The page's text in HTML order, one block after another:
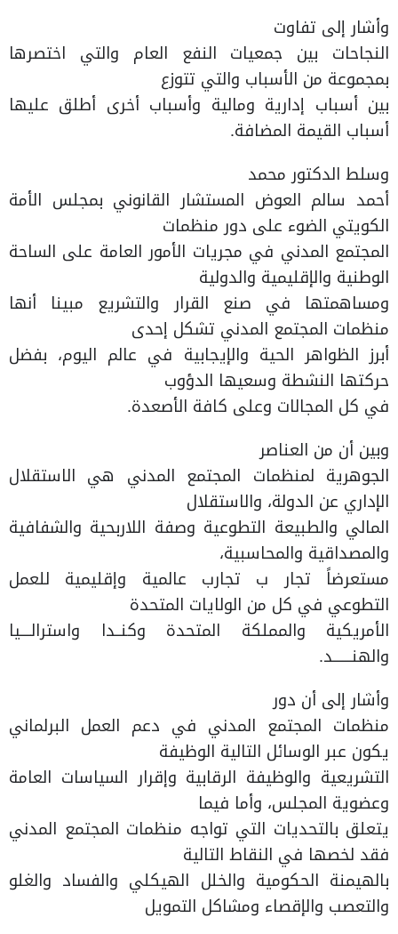
وأشار إلى تفاوت
النجاحات بين جمعيات النفع العام والتي اختصرها
بمجموعة من الأسباب والتي تتوزع
بين أسباب إدارية ومالية وأسباب أخرى أطلق عليها
أسباب القيمة المضافة.
وسلط الدكتور محمد
أحمد سالم العوض المستشار القانوني بمجلس الأمة
الكويتي الضوء على دور منظمات
المجتمع المدني في مجريات الأمور العامة على الساحة
الوطنية والإقليمية والدولية
ومساهمتها في صنع القرار والتشريع مبينا أنها
منظمات المجتمع المدني تشكل إحدى
أبرز الظواهر الحية والإيجابية في عالم اليوم، بفضل
حركتها النشطة وسعيها الدؤوب
في كل المجالات وعلى كافة الأصعدة.
وبين أن من العناصر
الجوهرية لمنظمات المجتمع المدني هي الاستقلال
الإداري عن الدولة، والاستقلال
المالي والطبيعة التطوعية وصفة اللاربحية والشفافية
والمصداقية والمحاسبية،
مستعرضاً تجار ب تجارب عالمية وإقليمية للعمل
التطوعي في كل من الولايات المتحدة
الأمريكية والمملكة المتحدة وكنــدا واسترالــــيا
والهنـــــــد.
وأشار إلى أن دور
منظمات المجتمع المدني في دعم العمل البرلماني
يكون عبر الوسائل التالية الوظيفة
التشريعية والوظيفة الرقابية وإقرار السياسات العامة
وعضوية المجلس، وأما فيما
يتعلق بالتحديات التي تواجه منظمات المجتمع المدني
فقد لخصها في النقاط التالية
بالهيمنة الحكومية والخلل الهيكلي والفساد والغلو
والتعصب والإقصاء ومشاكل التمويل